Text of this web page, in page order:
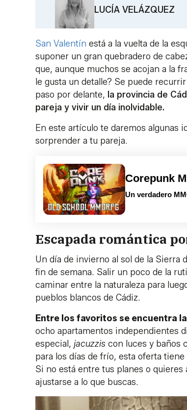
LUCÍA VELÁZQUEZ
San Valentín está a la vuelta de la
suponer un gran quebradero de
que, aunque muchos se acojan a la
le gusta un detalle? Se puede
paso por delante, la provincia de
pareja y vivir un día inolvidable.
En este artículo te daremos algunas
sorprender a tu pareja.
Corepunk
Un verdadero
Escapada romántica
Un día de invierno al sol de la Sierra
fin de semana. Salir un poco de la
caminar entre la naturaleza para
pueblos blancos de Cádiz.
Entre los favoritos se encuentra
ocho apartamentos independientes
especial, jacuzzis con luces y baños
para los días de frío, esta oferta
Si no está entre tus planes o quieres
ajustarse a lo que buscas.